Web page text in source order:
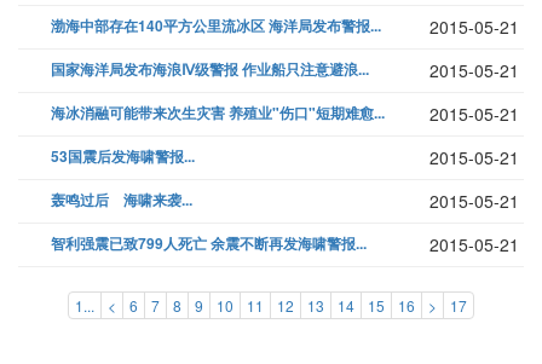
渤海中部存在140平方公里流冰区 海洋局发布警报... 2015-05-21
国家海洋局发布海浪Ⅳ级警报 作业船只注意避浪... 2015-05-21
海冰消融可能带来次生灾害 养殖业"伤口"短期难愈... 2015-05-21
53国震后发海啸警报... 2015-05-21
轰鸣过后 海啸来袭... 2015-05-21
智利强震已致799人死亡 余震不断再发海啸警报... 2015-05-21
1... < 6 7 8 9 10 11 12 13 14 15 16 > 17